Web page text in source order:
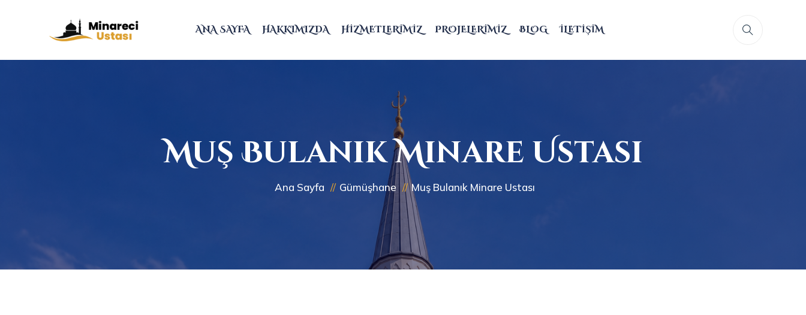
ANA SAYFA HAKKIMIZDA HIZMETLERIMIZ PROJELERIMIZ BLOG İLETIŞIM
Muş Bulanık Minare Ustası
Ana Sayfa Gümüşhane Muş Bulanık Minare Ustası